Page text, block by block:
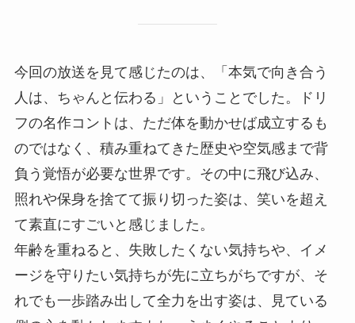
今回の放送を見て感じたのは、「本気で向き合う
人は、ちゃんと伝わる」ということでした。ドリ
フの名作コントは、ただ体を動かせば成立するも
のではなく、積み重ねてきた歴史や空気感まで背
負う覚悟が必要な世界です。その中に飛び込み、
照れや保身を捨てて振り切った姿は、笑いを超え
て素直にすごいと感じました。
年齢を重ねると、失敗したくない気持ちや、イメ
ージを守りたい気持ちが先に立ちがちですが、そ
れでも一歩踏み出して全力を出す姿は、見ている